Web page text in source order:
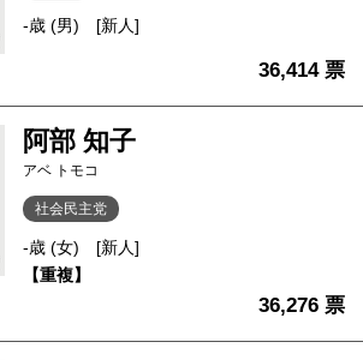
-歳 (男) [新人]
36,414 票
阿部 知子
アベ トモコ
社会民主党
-歳 (女)
[新人]
【重複】
36,276 票